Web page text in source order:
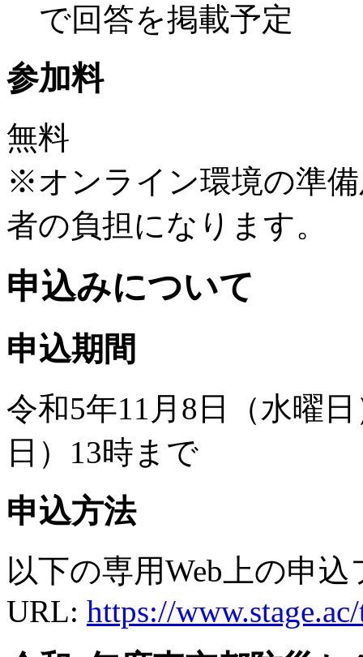
で回答を掲載予定
参加料
無料
※オンライン環境の準
者の負担になります。
申込みについて
申込期間
令和5年11月8日（水曜
日）13時まで
申込方法
以下の専用Web上の申
URL: https://